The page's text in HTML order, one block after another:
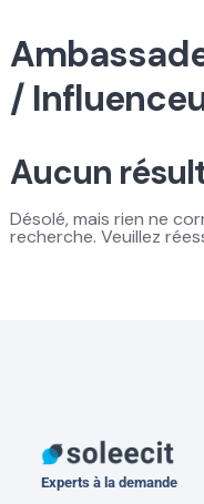
/
Aucun
Désolé, mais rien ne
recherche. Veuillez
Experts à la demande